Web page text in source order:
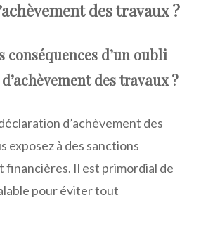
des travaux ?
conséquences d’un oubli
des travaux ?
d’achèvement des
exposez à des sanctions
financières. Il est primordial de
pour éviter tout